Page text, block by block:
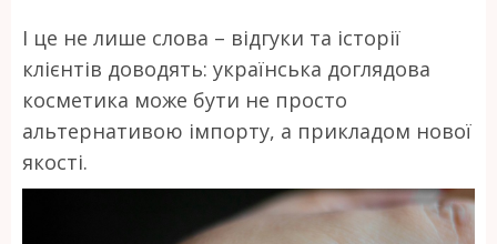
І це не лише слова – відгуки та історії
клієнтів доводять: українська доглядова
косметика може бути не просто
альтернативою імпорту, а прикладом нової
якості.